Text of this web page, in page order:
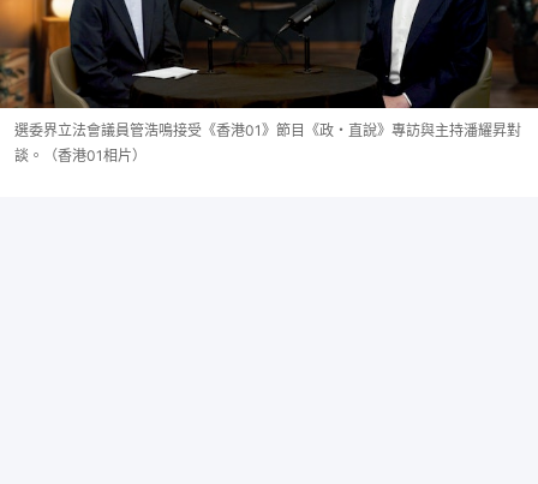
選委界立法會議員管浩鳴接受《香港01》節目《政・直說》專訪與主持潘耀昇對
談。（香港01相片）